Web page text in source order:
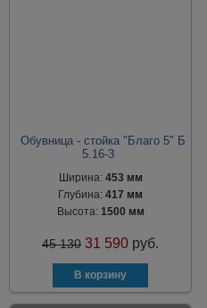
Обувница - стойка "Благо 5" Б
5.16-3
Ширина: 453 мм
Глубина:417 мм
Высота: 1500 мм
45 130 31 590 руб.